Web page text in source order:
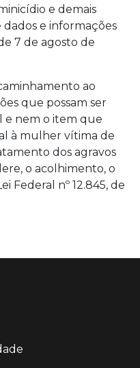
e demais
e informações
7 de agosto de
ao
que possam ser
e nem o item que
à mulher vítima de
dos agravos
o acolhimento, o
Federal nº 12.845, de